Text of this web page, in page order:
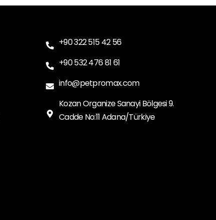
+90 322 515 42 56
+90 532 476 81 61
info@petpromax.com
Kozan Organize Sanayi Bölgesi 9.
Cadde No:11 Adana/Türkiye